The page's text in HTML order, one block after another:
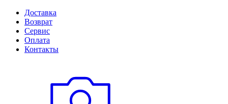
Доставка
Возврат
Сервис
Оплата
Контакты